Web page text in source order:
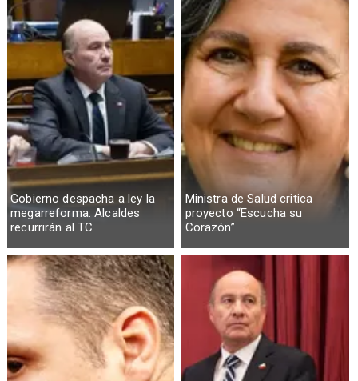
Gobierno despacha a ley la
megarreforma: Alcaldes
recurrirán al TC
Ministra de Salud critica
proyecto “Escucha su
Corazón”